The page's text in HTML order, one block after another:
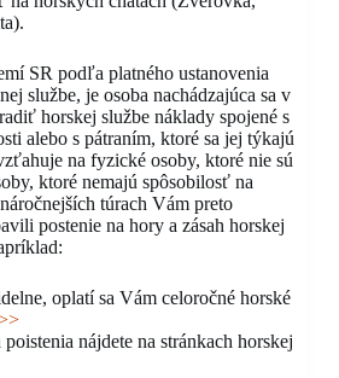
SR podľa platného ustanovenia
službe, je osoba nachádzajúca sa v
horskej službe náklady spojené s
alebo s pátraním, ktoré sa jej týkajú
na fyzické osoby, ktoré nie sú
ktoré nemajú spôsobilosť na
túrach Vám preto
postenie na hory a zásah horskej
oplatí sa Vám celoročné horské
nájdete na stránkach horskej